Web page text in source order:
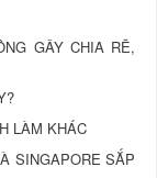
GÂY CHIA RẼ,
LÀM KHÁC
SINGAPORE SẮP